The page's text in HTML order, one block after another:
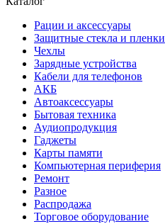
Рации и аксессуары
Защитные стекла и пленки
Чехлы
Зарядные устройства
Кабели для телефонов
АКБ
Автоаксессуары
Бытовая техника
Аудиопродукция
Гаджеты
Карты памяти
Компьютерная периферия
Ремонт
Разное
Распродажа
Торговое оборудование